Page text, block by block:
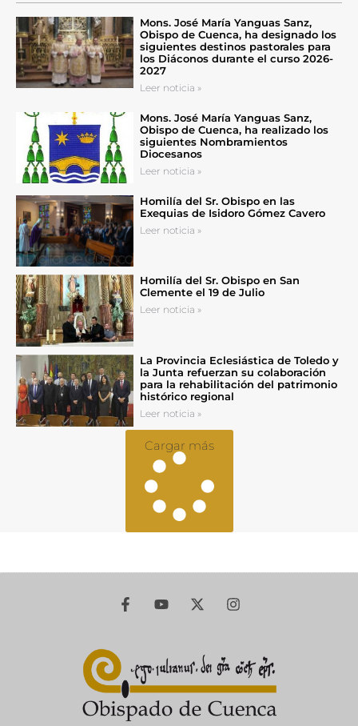
Mons. José María Yanguas Sanz,
Obispo de Cuenca, ha designado los
siguientes destinos pastorales para
los Diáconos durante el curso 2026-
2027
Leer noticia »
Mons. José María Yanguas Sanz,
Obispo de Cuenca, ha realizado los
siguientes Nombramientos
Diocesanos
Leer noticia »
Homilía del Sr. Obispo en las
Exequias de Isidoro Gómez Cavero
Leer noticia »
Homilía del Sr. Obispo en San
Clemente el 19 de Julio
Leer noticia »
La Provincia Eclesiástica de Toledo y
la Junta refuerzan su colaboración
para la rehabilitación del patrimonio
histórico regional
Leer noticia »
Cargar más